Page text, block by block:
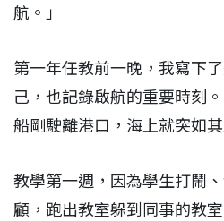
航。」
第一年任教前一晚，我寫下
己，也記錄啟航的重要時刻
船剛駛離港口，海上就突如
教學第一週，因為學生打鬧
顧，跑出教室躲到同事的教